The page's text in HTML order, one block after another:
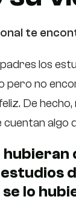
te
los
no
De
cuentan algo
lo